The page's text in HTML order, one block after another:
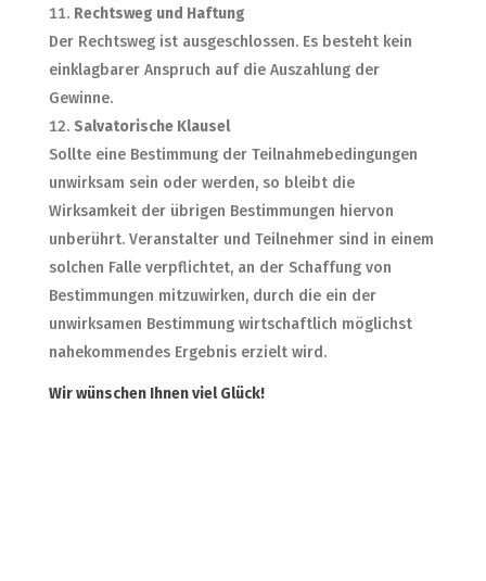
Rechtsweg und Haftung
Der Rechtsweg ist ausgeschlossen. Es besteht kein
einklagbarer Anspruch auf die Auszahlung der
Gewinne.
Salvatorische Klausel
Sollte eine Bestimmung der Teilnahmebedingungen
unwirksam sein oder werden, so bleibt die
Wirksamkeit der übrigen Bestimmungen hiervon
unberührt. Veranstalter und Teilnehmer sind in einem
solchen Falle verpflichtet, an der Schaffung von
Bestimmungen mitzuwirken, durch die ein der
unwirksamen Bestimmung wirtschaftlich möglichst
nahekommendes Ergebnis erzielt wird.
Wir wünschen Ihnen viel Glück!